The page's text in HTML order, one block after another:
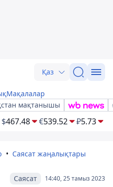
Қаз
Мақалалар
мақтанышы
$467.48 €539.52 ₽5.73
Саясат жаңалықтары
14:40, 25 тамыз 2023
Саясат